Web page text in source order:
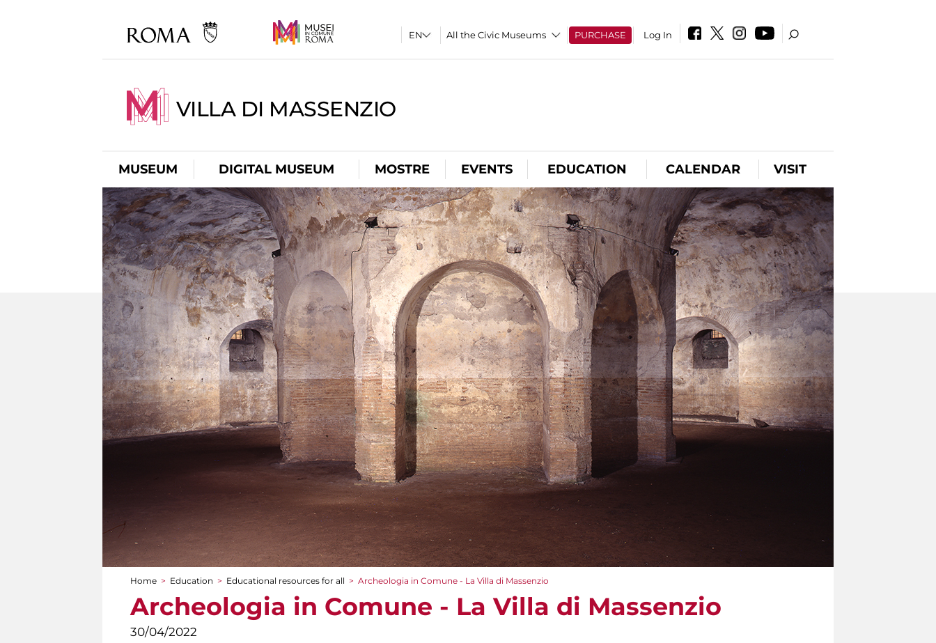
All the Civic Museums PURCHASE Log In
VILLA DI MASSENZIO
MUSEUM DIGITAL MUSEUM MOSTRE EVENTS EDUCATION CALENDAR VISIT
You are here
Home > Education > Educational resources for all > Archeologia in Comune - La Villa di Massenzio
Archeologia in Comune - La Villa di Massenzio
30/04/2022